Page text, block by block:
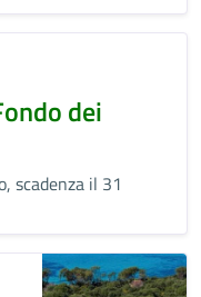
dei
scadenza il 31